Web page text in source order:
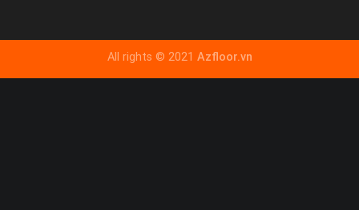
All rights © 2021 Azfloor.vn